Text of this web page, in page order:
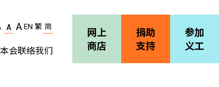
A A EN 繁 简
会联络我们
网上
商店
捐助
支持
参加
义工